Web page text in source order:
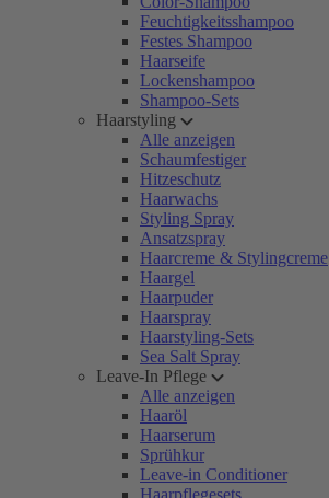
Feuchtigkeitsshampoo
Festes Shampoo
Haarseife
Lockenshampoo
Shampoo-Sets
Haarstyling
Alle anzeigen
Schaumfestiger
Hitzeschutz
Haarwachs
Styling Spray
Ansatzspray
Haarcreme & Stylingcreme
Haargel
Haarpuder
Haarspray
Haarstyling-Sets
Sea Salt Spray
Leave-In Pflege
Alle anzeigen
Haaröl
Haarserum
Sprühkur
Leave-in Conditioner
Haarpflegesets